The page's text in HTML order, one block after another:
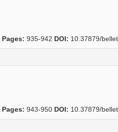
Pages: 935-942 DOI: 10.37879/
Pages: 943-950 DOI: 10.37879/